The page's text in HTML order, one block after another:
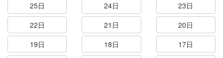
25日
24日
23日
22日
21日
20日
19日
18日
17日